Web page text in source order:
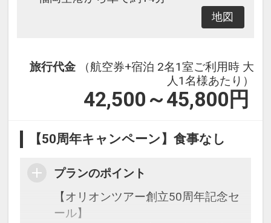
地図
旅行代金
（航空券+宿泊 2名1室ご利用時 大
人1名様あたり）
42,500～45,800 円
【50周年キャンペーン】食事なし
プランのポイント
【オリオンツアー創立50周年記念セ
ール】